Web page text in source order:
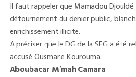
Il faut rappeler que Mamadou
détournement du denier public,
enrichissement illicite.
A préciser que le DG de la SEG a été
accusé Ousmane Kourouma.
Aboubacar M’mah Camara